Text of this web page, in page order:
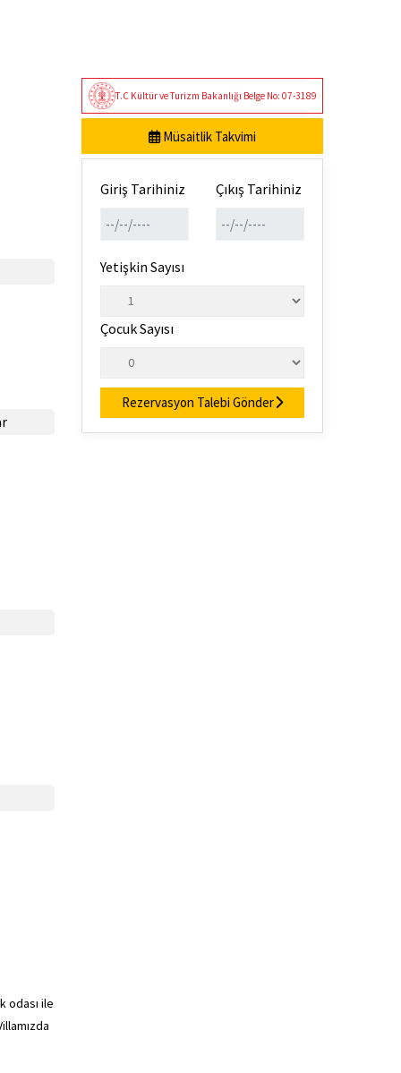
odası ile
T.C Kültür ve Turizm Bakanlığı Belge No: 07-3189
Müsaitlik Takvimi
Giriş Tarihiniz Çıkış Tarihiniz
Yetişkin Sayısı
Çocuk Sayısı
Rezervasyon Talebi Gönder